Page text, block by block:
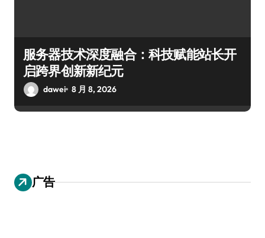
服务器技术深度融合：科技赋能站长开
启跨界创新新纪元
dawei 8 月 8, 2026
广告